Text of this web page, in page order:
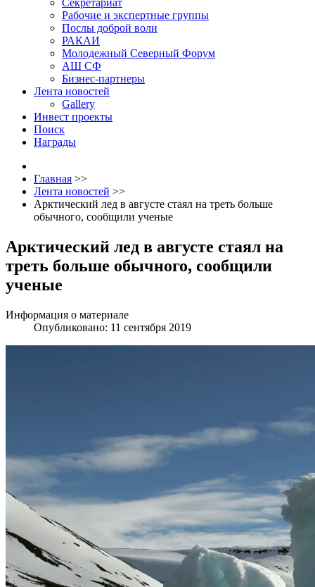
Секретариат
Рабочие и экспертные группы
Послы доброй воли
РАКАИ
Молодежный Северный Форум
АШ СФ
Бизнес-партнеры
Лента новостей
Gallery
Инвест проекты
Поиск
Награды
Главная >>
Лента новостей >>
Арктический лед в августе стаял на треть больше
обычного, сообщили ученые
Арктический лед в августе стаял на
треть больше обычного, сообщили
ученые
Информация о материале
Опубликовано: 11 сентября 2019